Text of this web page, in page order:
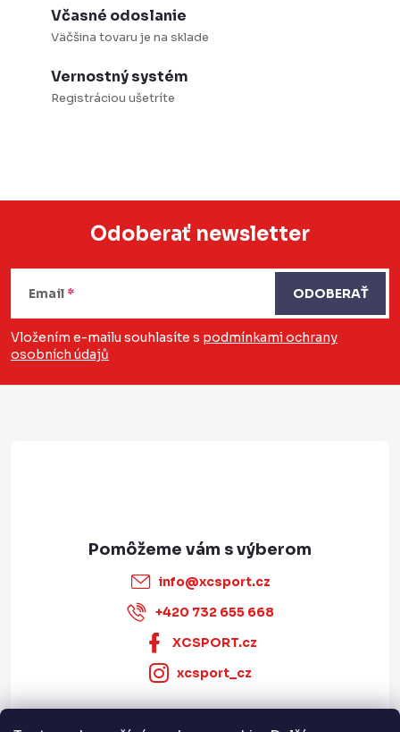
Včasné odoslanie
Väčšina tovaru je na sklade
Vernostný systém
Registráciou ušetríte
Z
p
ä
Odoberať newsletter
Email
Vložením e-mailu souhlasíte s podmínkami ochrany
osobních údajů
ODOBERAŤ
info@xcsport.cz
+420 732 655 668
XCSPORT.cz
xcsport_cz